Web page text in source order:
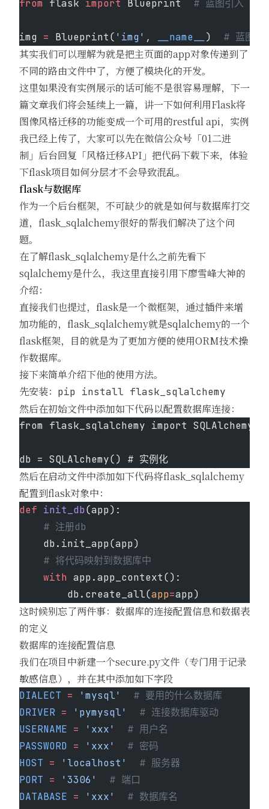
from flask import Blueprint # 蓝图引入
img = Blueprint( 'img' , __name__ ) # 蓝图初
其实我们可以理解为就是把主页面的app对象传递到了
不同的路由文件中了，方便了模块化的开发。
这里如果没有实例展示的话可能不是很容易理解，下一
篇文章我们将会延续上一篇，讲一下如何利用Flask将
图像风格迁移的功能变成一个可用的restful api，实例
我已经上传了，大家可以先在微信公众号「01二进
制」后台回复「风格迁移API」把代码下载下来，体验
下flask项目如何分层才不会导致混乱。
flask与数据库
作为一个后台框架，不可缺少的就是如何与数据库打交
道，flask_sqlalchemy很好的帮我们解决了这个问
题。
在了解flask_sqlalchemy是什么之前先看下
sqlalchemy是什么，我这里直接引用下廖雪峰大神的
介绍：
直接我们也提过，flask是一个微框架，通过插件来增
加功能的，flask_sqlalchemy就是sqlalchemy的一个
flask框架，目的就是为了更加方便的使用ORM技术操
作数据库。
接下来简单介绍下他的使用方法。
先安装： pip install flask_sqlalchemy
然后在初始文件中添加如下代码以配置数据库连接：
from flask_sqlalchemy import SQLAlchemy
db = SQLAlchemy() # 实例化
然后在启动文件中添加如下代码将flask_sqlalchemy
配置到flask对象中：
def init_db(app):
    # 注册db
    db.init_app(app)
    # 将代码映射到数据库中
    with
app.app_context():
        db.create_all(
app=app)
这时候别忘了两件事：数据库的连接配置信息和数据表
的定义
数据库的连接配置信息
我们在项目中新建一个secure.py文件（专门用于记录
敏感信息），并在其中添加如下字段
DIALECT = 'mysql'
  # 要用的什么数据库
DRIVER = 'pymysql'
  # 连接数据库驱动
USERNAME = 'xxx'
  # 用户名
PASSWORD = 'xxx'
  # 密码
HOST = 'localhost'
  # 服务器
PORT = '3306'
  # 端口
DATABASE = 'xxx'
  # 数据库名